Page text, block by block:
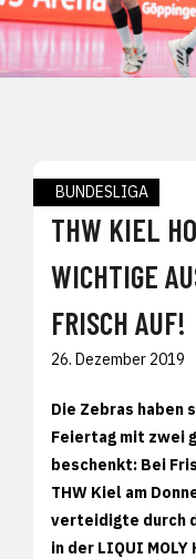
BUNDESLIGA
THW KIEL
WICHTIGE
FRISCH AUF!
26. Dezember 2019
Die Zebras haben
Feiertag mit zwei
beschenkt: Bei
THW Kiel am
verteidigte durch
in der LIQUI